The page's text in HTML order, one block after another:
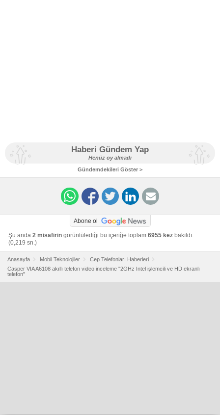
Haberi Gündem Yap
Henüz oy almadı
Gündemdekileri Göster >
Abone ol
Şu anda 2 misafirin görüntülediği bu içeriğe toplam 6955 kez bakıldı.
(0,219 sn.)
Anasayfa Mobil Teknolojiler
Cep Telefonları Haberleri
Casper VIA A6108 akıllı telefon video inceleme "2GHz Intel işlemcili ve HD ekranlı
telefon"